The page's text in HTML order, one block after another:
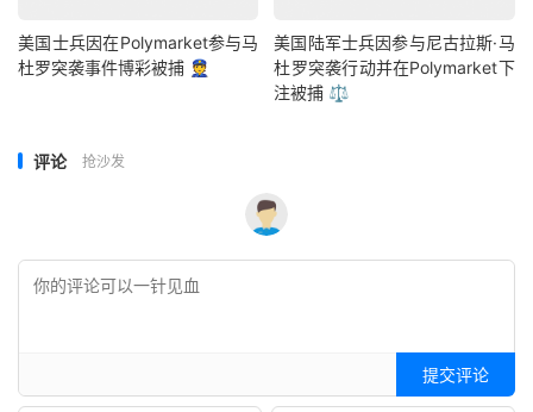
美国士兵因在Polymarket参与马
杜罗突袭事件博彩被捕 👮
美国陆军士兵因参与尼古拉斯·马
杜罗突袭行动并在Polymarket下
注被捕 ⚖️
评论 抢沙发
提交评论